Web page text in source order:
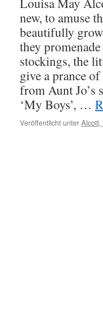
new, to amuse
beautifully
they
stockings, the
give a prance
from Aunt Jo’s
‘My Boys’, …
Veröffentlicht unterAlcott,